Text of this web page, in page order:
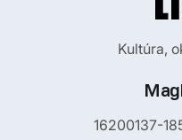
Kultúra,
16200137-